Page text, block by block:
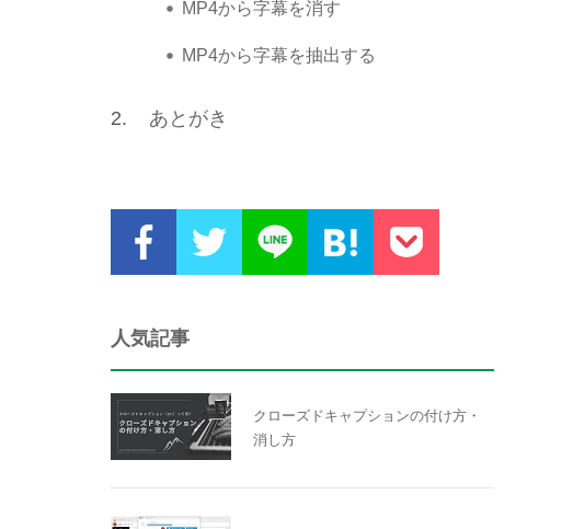
MP4から字幕を消す
MP4から字幕を抽出する
2. あとがき
人気記事
クローズドキャプションの付け方・
消し方